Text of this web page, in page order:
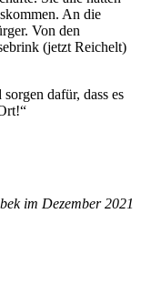
An die
Von den
(jetzt Reichelt)
dafür, dass es
im Dezember 2021